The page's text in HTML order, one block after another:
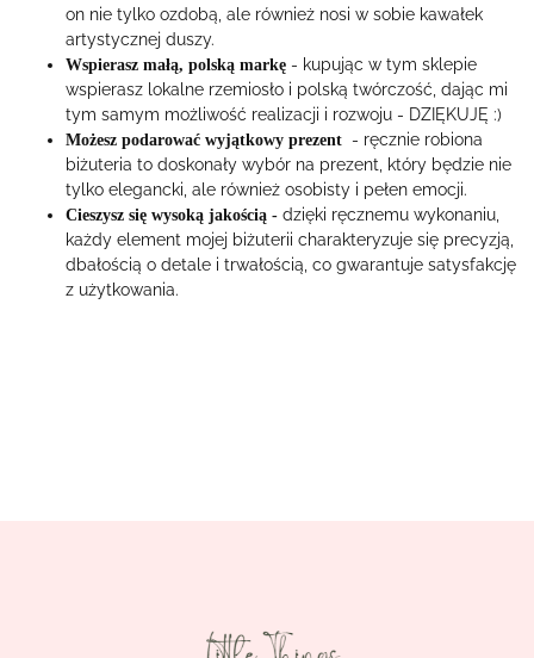
on nie tylko ozdobą, ale również nosi w sobie kawałek
artystycznej duszy.
Wspierasz małą, polską markę - kupując w tym sklepie
wspierasz lokalne rzemiosło i polską twórczość, dając mi
tym samym możliwość realizacji i rozwoju - DZIĘKUJĘ :)
Możesz podarować wyjątkowy prezent - ręcznie robiona
biżuteria to doskonały wybór na prezent, który będzie nie
tylko elegancki, ale również osobisty i pełen emocji.
Cieszysz się wysoką jakością - dzięki ręcznemu wykonaniu,
każdy element mojej biżuterii charakteryzuje się precyzją,
dbałością o detale i trwałością, co gwarantuje satysfakcję
z użytkowania.